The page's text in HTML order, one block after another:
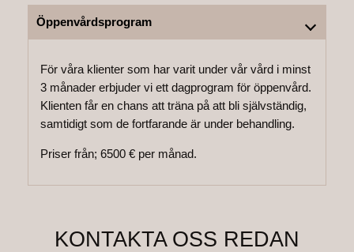
Öppenvårdsprogram
För våra klienter som har varit under vår vård i minst
3 månader erbjuder vi ett dagprogram för öppenvård.
Klienten får en chans att träna på att bli självständig,
samtidigt som de fortfarande är under behandling.
Priser från; 6500 € per månad.
KONTAKTA OSS REDAN